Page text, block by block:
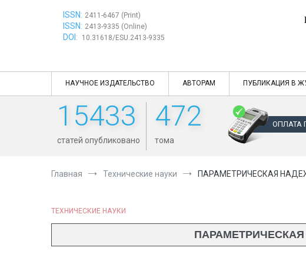
ISSN: 2411-6467 (Print)
ISSN: 2413-9335 (Online)
DOI: 10.31618/ESU.2413-9335
НАУЧНОЕ ИЗДАТЕЛЬСТВО АВТОРАМ ПУБЛИКАЦИЯ В
15433
статей опубликовано
472
тома
ОПЛАТА
Главная Технические науки ПАРАМЕТРИЧЕСКАЯ
ТЕХНИЧЕСКИЕ НАУКИ